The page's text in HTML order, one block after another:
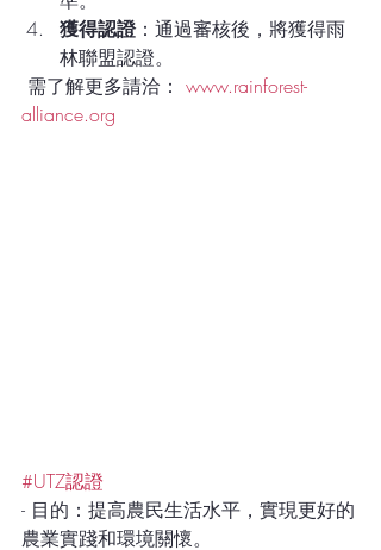
獲得認證：通過審核後，將獲得雨
林聯盟認證。
需了解更多請洽： www.rainforest-
alliance.org
#UTZ認證
- 目的：提高農民生活水平，實現更好的
農業實踐和環境關懷。